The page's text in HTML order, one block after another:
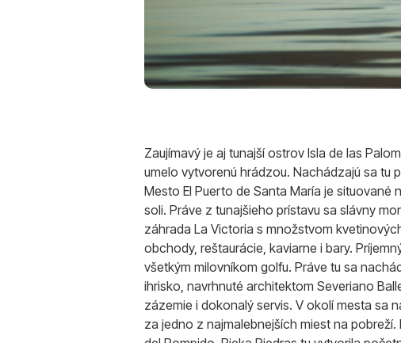
Zaujímavý je aj tunajší ostrov Isla de las
umelo vytvorenú hrádzou. Nachádzajú sa
Mesto El Puerto de Santa María je situované
soli. Práve z tunajšieho prístavu sa slávny
záhrada La Victoria s množstvom
obchody, reštaurácie, kaviarne i bary.
všetkým milovníkom golfu. Práve tu sa
ihrisko, navrhnuté architektom Severiano
zázemie i dokonalý servis. V okolí mesta sa
za jedno z najmalebnejších miest na